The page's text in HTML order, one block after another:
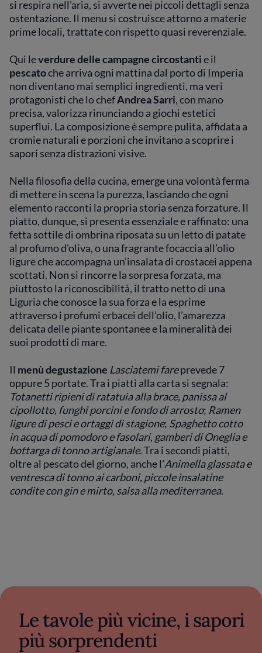
elemento racconti la propria storia senza
forzature. Il piatto, dunque, si presenta
essenziale e raffinato: una fetta sottile di
profumo d'oliva, o una fragrante focaccia
all’olio ligure che accompagna un’insalata di
crostacei appena scottati. Non si rincorre la
sorpresa forzata, ma piuttosto la
riconoscibilità, il tratto netto di una Liguria
che conosce la sua forza e la esprime
attraverso i profumi erbacei dell’olio,
l’amarezza delicata delle piante spontanee e la
mineralità dei suoi prodotti di mare. Questa
sapori veri, ha conferito al ristorante una
stella Michelin e il riconoscimento di guide
autorevoli. Tuttavia, Sarri non si concede mai
ai compromessi di una cucina artefatta: qui
l’eccellenza vive nella fedeltà assoluta al
territorio, in quell’equilibrio tra innovazione
sottile e tradizione, nel rispetto di una storia
che ancora oggi sa incuriosire e coinvolgere
chi si accomoda a tavola guardando il mare.
si respira nell’aria, si avverte nei piccoli dettagli senza
ostentazione. Il menu si costruisce attorno a materie
prime locali, trattate con rispetto quasi reverenziale.
Qui leverdure delle campagne circostantie il
pescatoche arriva ogni mattina dal porto di Imperia
non diventano mai semplici ingredienti, ma veri
protagonisti che lo chefAndrea Sarri, con mano
precisa, valorizza rinunciando a giochi estetici
superflui. La composizione è sempre pulita, affidata a
cromie naturali e porzioni che invitano a scoprire i
sapori senza distrazioni visive.
Nella filosofia della cucina, emerge una volontà ferma
di mettere in scena la purezza, lasciando che ogni
elemento racconti la propria storia senza forzature. Il
piatto, dunque, si presenta essenziale e raffinato: una
fetta sottile di ombrina riposata su un letto di patate
al profumo d'oliva, o una fragrante focaccia all’olio
ligure che accompagna un’insalata di crostacei appena
scottati. Non si rincorre la sorpresa forzata, ma
piuttosto la riconoscibilità, il tratto netto di una
Liguria che conosce la sua forza e la esprime
attraverso i profumi erbacei dell’olio, l’amarezza
delicata delle piante spontanee e la mineralità dei
suoi prodotti di mare.
Il menù degustazione Lasciatemi fareprevede 7
oppure 5 portate. Tra i piatti alla carta si segnala:
Totanetti ripieni di ratatuia alla brace, panissa al
cipollotto, funghi porcini e fondo di arrosto; Ramen
ligure di pesci e ortaggi di stagione; Spaghetto cotto
in acqua di pomodoro e fasolari, gamberi di Oneglia e
bottarga di tonno artigianale. Tra i secondi piatti,
oltre al pescato del giorno, anche l'Animella glassata e
ventresca di tonno ai carboni, piccole insalatine
condite con gin e mirto, salsa alla mediterranea.
Le tavole più vicine, i sapori
più sorprendenti